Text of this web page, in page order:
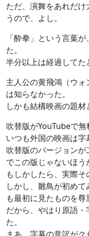
ただ、演舞をあれだ
うので、よし。
「酔拳」という言葉
た。
半分以上は経過してた
主人公の黄飛鴻（ウ
は知らなかった。
しかも結構映画の題材
吹替版がYouTubeで無
いつも外国の映画は字
吹替版のバージョン
でこの版じゃないほう
もしかしたら、実際そ
しかし、雛鳥が初め
も最初に見たものを尊
だから、やはり原語
た。